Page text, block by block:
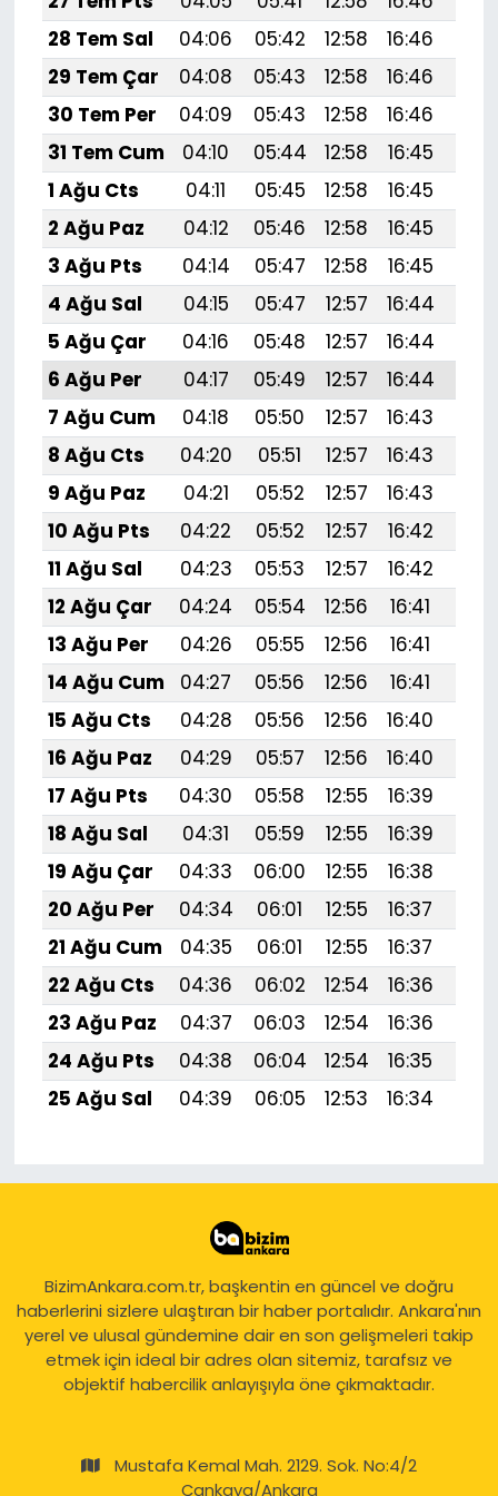
28 Tem Sal
04:06 05:42 12:58 16:46
29 Tem Çar
04:08 05:43 12:58 16:46
30 Tem Per
04:09 05:43 12:58 16:46
31 Tem Cum
04:10 05:44 12:58 16:45
1 Ağu Cts
04:11 05:45 12:58 16:45
2 Ağu Paz
04:12 05:46 12:58 16:45
3 Ağu Pts
04:14 05:47 12:58 16:45
4 Ağu Sal
04:15 05:47 12:57 16:44
5 Ağu Çar
04:16 05:48 12:57 16:44
6 Ağu Per
04:17 05:49 12:57 16:44
7 Ağu Cum
04:18 05:50 12:57 16:43
8 Ağu Cts
04:20 05:51 12:57 16:43
9 Ağu Paz
04:21 05:52 12:57 16:43
10 Ağu Pts
04:22 05:52 12:57 16:42
11 Ağu Sal
04:23 05:53 12:57 16:42
12 Ağu Çar
04:24 05:54 12:56 16:41
13 Ağu Per
04:26 05:55 12:56 16:41
14 Ağu Cum
04:27 05:56 12:56 16:41
15 Ağu Cts
04:28 05:56 12:56 16:40
16 Ağu Paz
04:29 05:57 12:56 16:40
17 Ağu Pts
04:30 05:58 12:55 16:39
18 Ağu Sal
04:31 05:59 12:55 16:39
19 Ağu Çar
04:33 06:00 12:55 16:38
20 Ağu Per
04:34 06:01 12:55 16:37
21 Ağu Cum
04:35 06:01 12:55 16:37
22 Ağu Cts
04:36 06:02 12:54 16:36
23 Ağu Paz
04:37 06:03 12:54 16:36
24 Ağu Pts
04:38 06:04 12:54 16:35
25 Ağu Sal
04:39 06:05 12:53 16:34
BizimAnkara.com.tr, başkentin en güncel ve doğru
haberlerini sizlere ulaştıran bir haber portalıdır. Ankara'nın
yerel ve ulusal gündemine dair en son gelişmeleri takip
etmek için ideal bir adres olan sitemiz, tarafsız ve
objektif habercilik anlayışıyla öne çıkmaktadır.
Mustafa Kemal Mah. 2129. Sok. No:4/2
Çankaya/Ankara